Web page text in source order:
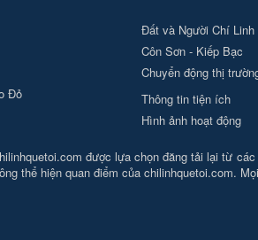
Đỏ
Đất và Người Chí Linh
Côn Sơn - Kiếp Bạc
Chuyển động thị
Thông tin tiện ích
Hình ảnh hoạt động
được lựa chọn đăng tải lại từ
thể hiện quan điểm của chilinhquetoi.com.